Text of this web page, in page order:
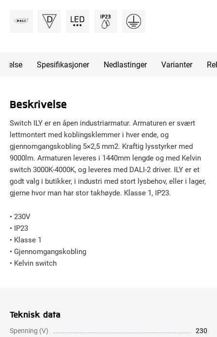
Spesifikasjoner Nedlastinger Varianter
Beskrivelse
Switch ILY er en åpen industriarmatur. Armaturen er svært
lettmontert med koblingsklemmer i hver ende, og
gjennomgangskobling 5×2,5 mm2. Kraftig lysstyrker med
9000lm. Armaturen leveres i 1440mm lengde og med Kelvin
switch 3000K-4000K, og leveres med DALI-2 driver. ILY er et
godt valg i butikker, i industri med stort lysbehov, eller i lager,
gjerne hvor man har stor takhøyde. Klasse 1, IP23.
• 230V
• IP23
• Klasse 1
• Gjennomgangskobling
• Kelvin switch
Teknisk data
Spenning (V)
230